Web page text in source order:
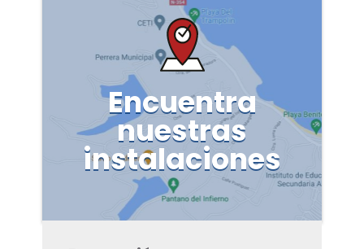
Encuentra
nuestras
instalaciones